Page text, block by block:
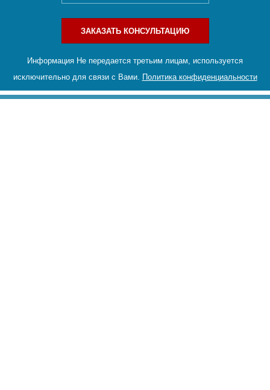
ЗАКАЗАТЬ КОНСУЛЬТАЦИЮ
Информация Не передается третьим лицам, используется
исключительно для связи с Вами. Политика конфиденциальности